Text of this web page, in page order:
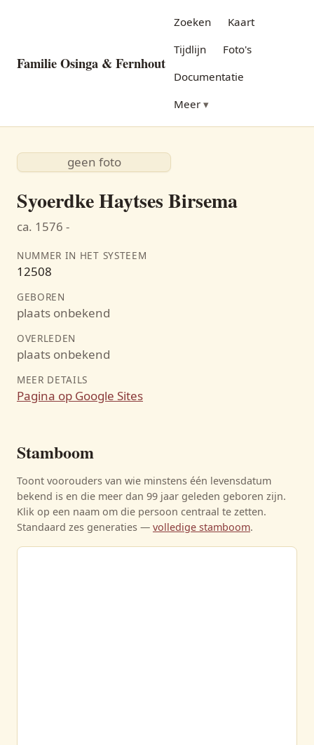
Familie Osinga & Fernhout
Zoeken
Kaart
Tijdlijn
Foto's
Documentatie
Meer
geen foto
Syoerdke Haytses Birsema
ca. 1576 -
NUMMER IN HET SYSTEEM
12508
GEBOREN
plaats onbekend
OVERLEDEN
plaats onbekend
MEER DETAILS
Pagina op Google Sites
Stamboom
Toont voorouders van wie minstens één levensdatum
bekend is en die meer dan 99 jaar geleden geboren zijn.
Klik op een naam om die persoon centraal te zetten.
Standaard zes generaties — volledige stamboom.